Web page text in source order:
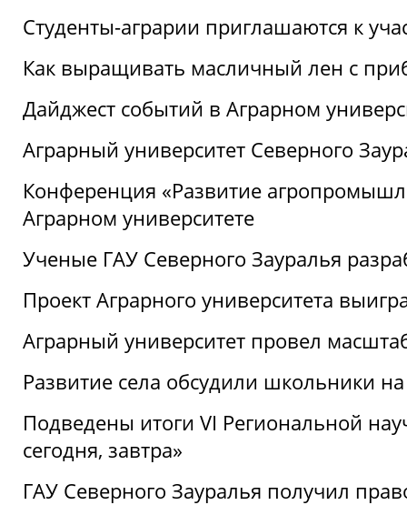
Студенты-аграрии приглашаются к
Как выращивать масличный лен с
Дайджест событий в Аграрном
Аграрный университет Северного
Конференция «Развитие
Аграрном университете
Ученые ГАУ Северного Зауралья
Проект Аграрного университета
Аграрный университет провел
Развитие села обсудили школьники
Подведены итоги VI Региональной
сегодня, завтра»
ГАУ Северного Зауралья получил